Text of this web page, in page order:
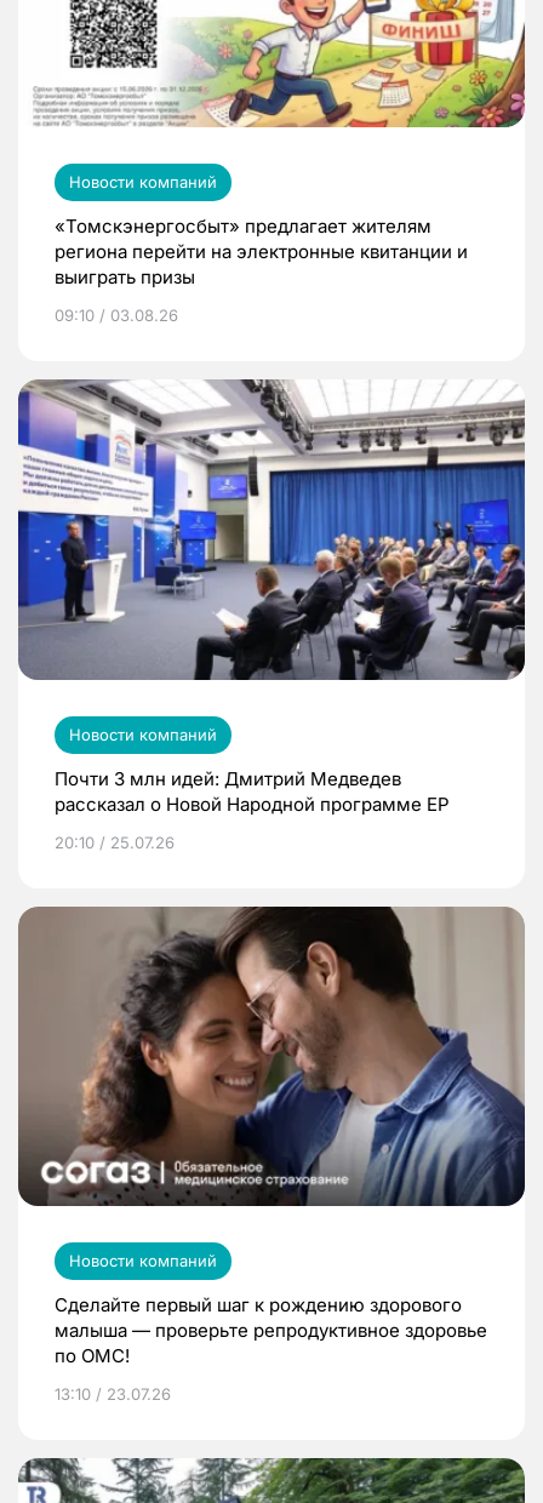
Новости компаний
«Томскэнергосбыт» предлагает жителям
региона перейти на электронные квитанции и
выиграть призы
09:10 / 03.08.26
Новости компаний
Почти 3 млн идей: Дмитрий Медведев
рассказал о Новой Народной программе ЕР
20:10 / 25.07.26
Новости компаний
Сделайте первый шаг к рождению здорового
малыша — проверьте репродуктивное здоровье
по ОМС!
13:10 / 23.07.26